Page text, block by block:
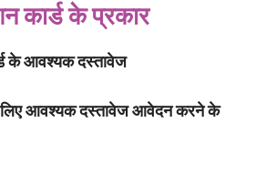
कार्ड के प्रकार
के आवश्यक दस्तावेज
लिए आवश्यक दस्तावेज आवेदन करने के